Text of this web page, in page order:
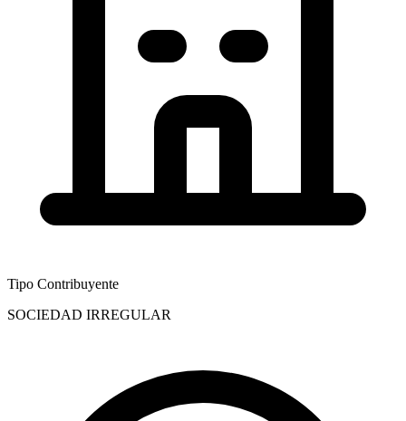
Tipo Contribuyente
SOCIEDAD IRREGULAR